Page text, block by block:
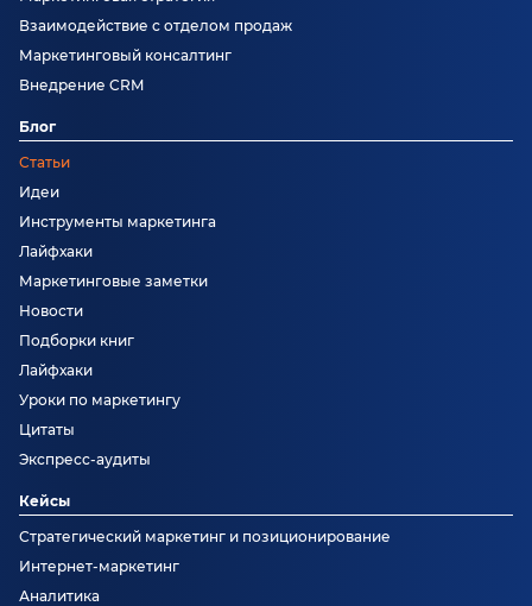
Взаимодействие с отделом продаж
Маркетинговый консалтинг
Внедрение CRM
Блог
Статьи
Идеи
Инструменты маркетинга
Лайфхаки
Маркетинговые заметки
Новости
Подборки книг
Лайфхаки
Уроки по маркетингу
Цитаты
Экспресс-аудиты
Кейсы
Стратегический маркетинг и позиционирование
Интернет-маркетинг
Аналитика